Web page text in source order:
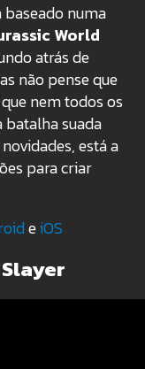
numa
World
atrás de
não pense que
nem todos os
batalha suada
está a
para criar
eiOS